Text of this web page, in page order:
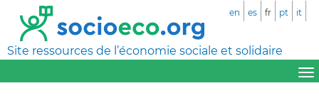
Site ressources de l’économie sociale et solidaire
en es fr pt it